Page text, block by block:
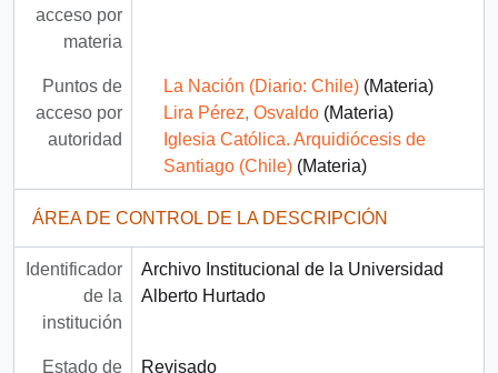
acceso por
materia
Puntos de
acceso por
autoridad
La Nación (Diario: Chile)(Materia)
Lira Pérez, Osvaldo(Materia)
Iglesia Católica. Arquidiócesis de
Santiago (Chile)(Materia)
ÁREA DE CONTROL DE LA DESCRIPCIÓN
Identificador
de la
institución
Archivo Institucional de la Universidad
Alberto Hurtado
Estado de
Revisado